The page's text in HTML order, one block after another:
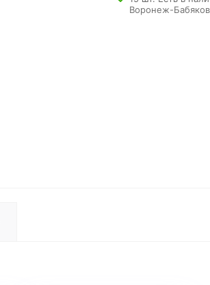
Воронеж-